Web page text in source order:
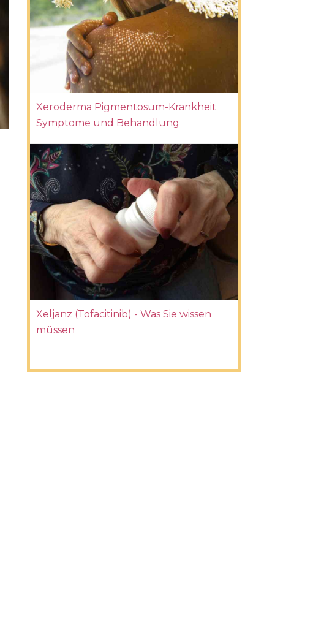
Xeroderma Pigmentosum-Krankheit
Symptome und Behandlung
Xeljanz (Tofacitinib) - Was Sie wissen
müssen